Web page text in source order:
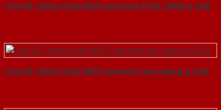
Cửa Gỗ Chống Cháy MDF Laminate P1R2 23029-a-SGD
Cửa Gỗ Chống Cháy MDF Laminate van ngang-a-SGD